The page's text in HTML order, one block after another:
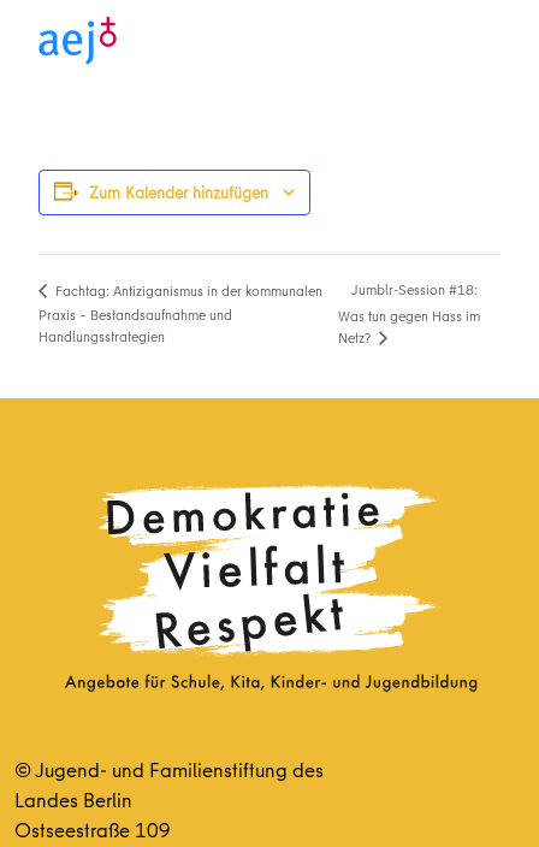
Zum Kalender hinzufügen
Fachtag: Antiziganismus in der kommunalen
Praxis – Bestandsaufnahme und
Handlungsstrategien
Jumblr-Session #18:
Was tun gegen Hass im
Netz?
© Jugend- und Familienstiftung des
Landes Berlin
Ostseestraße 109